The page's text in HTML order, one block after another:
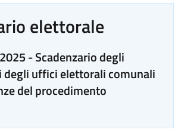
elettorale
- Scadenzario degli
uffici elettorali comunali
del procedimento